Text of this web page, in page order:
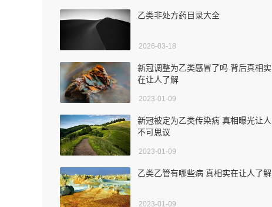
乙类非处方药目录大全
2026-03-18
新冠调整为乙类感冒了吗 背后真相实
在让人了解
2023-01-09
新冠被定为乙类传染病 真相曝光让人
不可思议
2023-01-09
乙类乙管有哪些病 真相实在让人了解
2023-01-09